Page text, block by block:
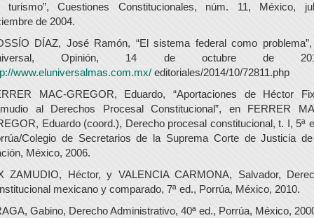
turismo”, Cuestiones Constitucionales, núm. 11, México,
de 2004.
DÍAZ, José Ramón, “El sistema federal como
Opinión, 14 de octubre de
www.eluniversalmas.com.mx/ editoriales/2014/10/72811.php
MAC-GREGOR, Eduardo, “Aportaciones de Héctor
al Derechos Procesal Constitucional”, en FERRER
Eduardo (coord.), Derecho procesal constitucional, t. I, 5ª
Colegio de Secretarios de la Suprema Corte de Justicia
México, 2006.
ZAMUDIO, Héctor, y VALENCIA CARMONA, Salvador,
mexicano y comparado, 7ª ed., Porrúa, México, 2010.
Gabino, Derecho Administrativo, 40ª ed., Porrúa, México,